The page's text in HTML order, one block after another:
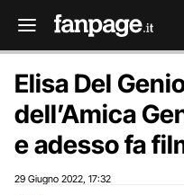
Elisa Del
dell’Amica
e adesso fa
29 Giugno 2022 17:32